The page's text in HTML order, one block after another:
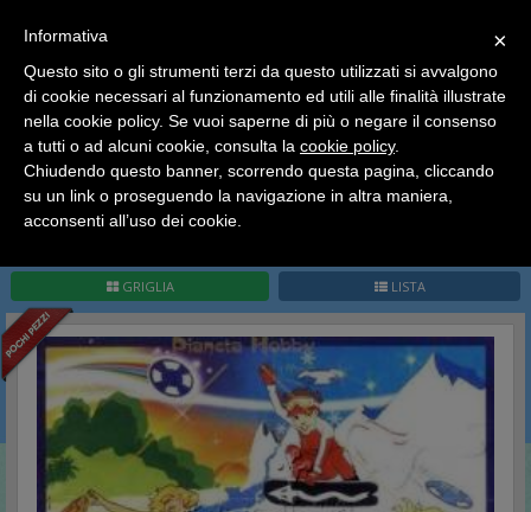
HOME Kinder Sorpresa Collection Kinder Italia Eliche
Eliche
GRIGLIA LISTA
×
Ciao a tutti, il negozio sarà chiuso dal 9/08 al 24/08
compreso.
Tutti gli ordini effettuati dopo le 15:00 del 07/08 verranno
spediti a partire dal giorno 25/08.
Buone vacanze a tutti dallo staff di Pianeta Hobby
×
Informativa
Questo sito o gli strumenti terzi da questo utilizzati si avvalgono
di cookie necessari al funzionamento ed utili alle finalità illustrate
nella cookie policy. Se vuoi saperne di più o negare il consenso
a tutti o ad alcuni cookie, consulta la cookie policy.
Chiudendo questo banner, scorrendo questa pagina, cliccando
su un link o proseguendo la navigazione in altra maniera,
acconsenti all’uso dei cookie.